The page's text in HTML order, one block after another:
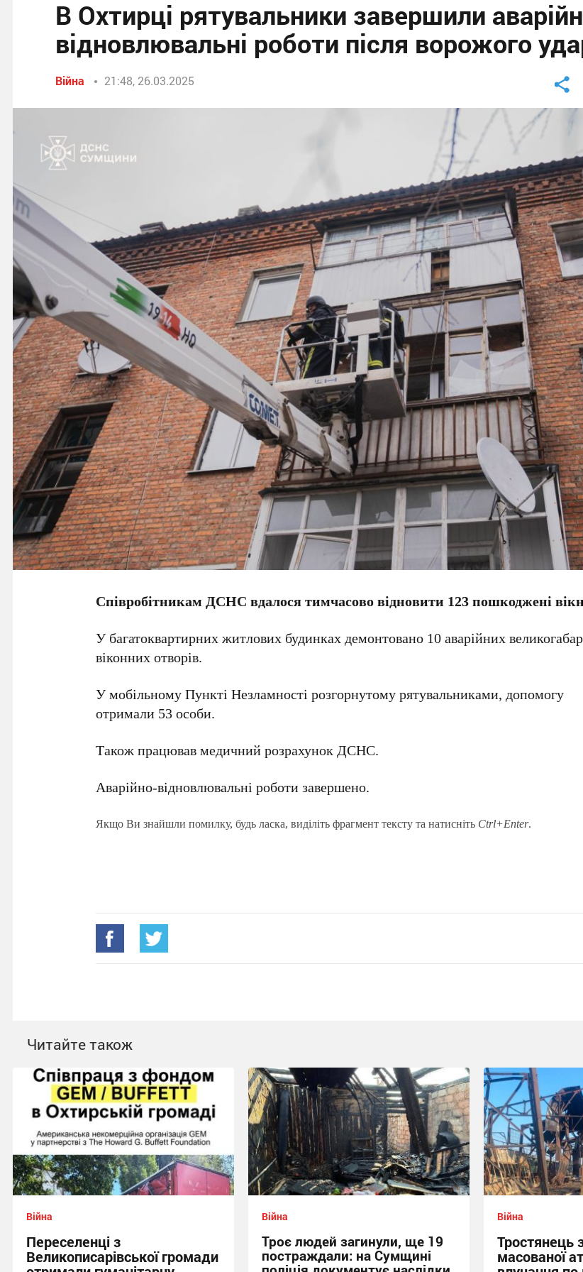
В Охтирці рятувальники завершили
відновлювальні роботи після ворожого
Війна 21:48, 26.03.2025
Співробітникам ДСНС вдалося тимчасово відновити 123 пошкоджені
У багатоквартирних житлових будинках демонтовано 10 аварійних
віконних отворів.
У мобільному Пункті Незламності розгорнутому рятувальниками, допомогу
отримали 53 особи.
Також працював медичний розрахунок ДСНС.
Аварійно-відновлювальні роботи завершено.
Якщо Ви знайшли помилку, будь ласка, виділіть фрагмент тексту та натисніть Ctrl+Enter.
Читайте також
Війна
Переселенці з
Великописарівської громади
Війна
Троє людей загинули, ще 19
постраждали: на Сумщині
Війна
Тростянець
масованої